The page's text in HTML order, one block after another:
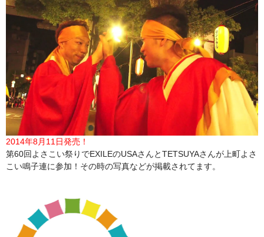
2014年8月11日発売！
第60回よさこい祭りでEXILEのUSAさんとTETSUYAさんが上町よさ
こい鳴子連に参加！その時の写真などが掲載されてます。